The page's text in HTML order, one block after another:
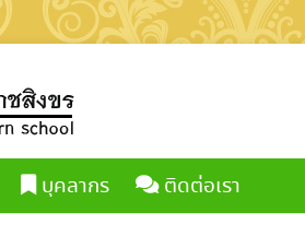
บุคลากร ติดต่อเรา